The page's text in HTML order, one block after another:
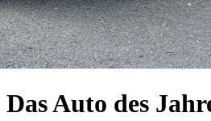
Das Auto des